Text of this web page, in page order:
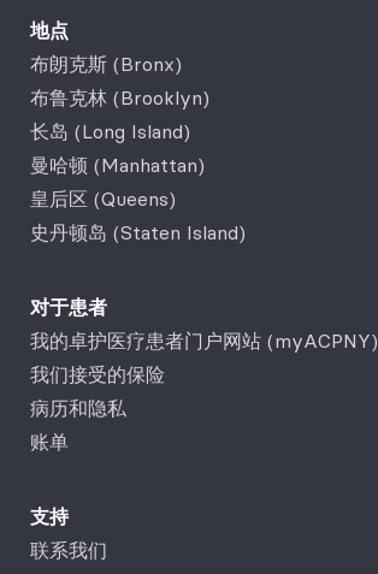
地点
布朗克斯 (Bronx)
布鲁克林 (Brooklyn)
长岛 (Long Island)
曼哈顿 (Manhattan)
皇后区 (Queens)
史丹顿岛 (Staten Island)
对于患者
我的卓护医疗患者门户网站 (myACPNY)
我们接受的保险
病历和隐私
账单
支持
联系我们